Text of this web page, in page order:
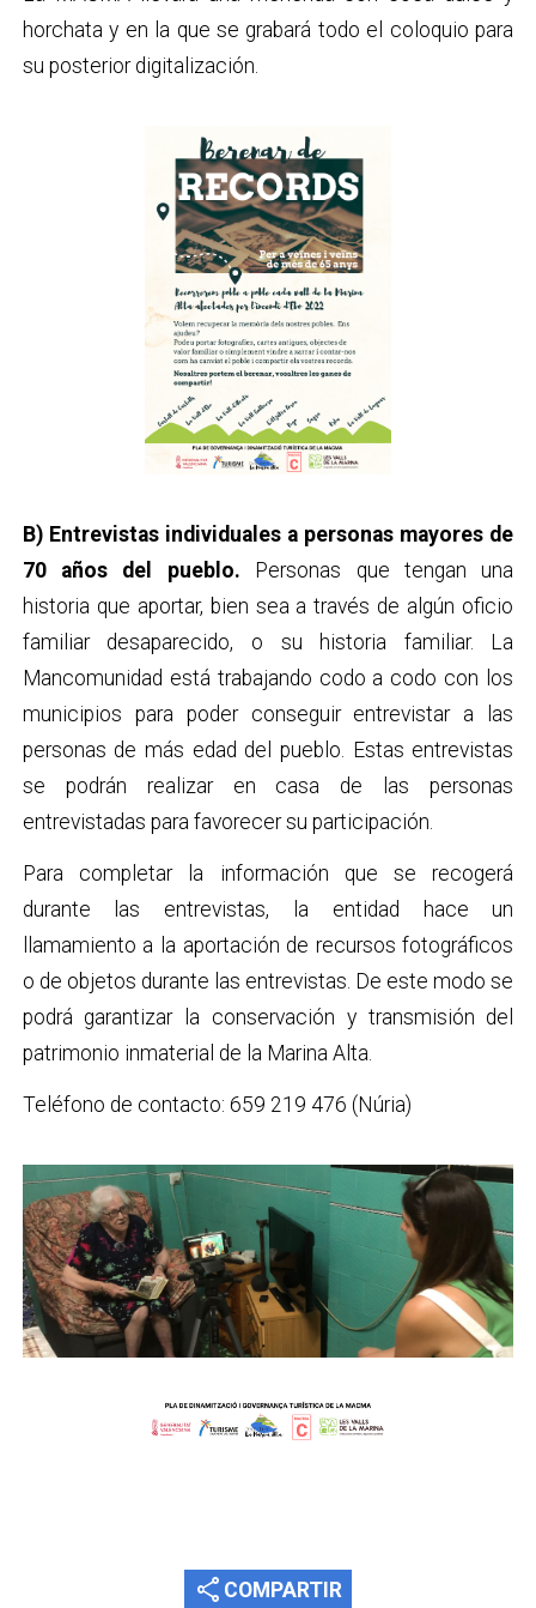
horchata y en la que se grabará todo el coloquio para
su posterior digitalización.
B) Entrevistas individuales a personas mayores de
70 años del pueblo. Personas que tengan una
historia que aportar, bien sea a través de algún oficio
familiar desaparecido, o su historia familiar. La
Mancomunidad está trabajando codo a codo con los
municipios para poder conseguir entrevistar a las
personas de más edad del pueblo. Estas entrevistas
se podrán realizar en casa de las personas
entrevistadas para favorecer su participación.
Para completar la información que se recogerá
durante las entrevistas, la entidad hace un
llamamiento a la aportación de recursos fotográficos
o de objetos durante las entrevistas. De este modo se
podrá garantizar la conservación y transmisión del
patrimonio inmaterial de la Marina Alta.
Teléfono de contacto: 659 219 476 (Núria)
share COMPARTIR